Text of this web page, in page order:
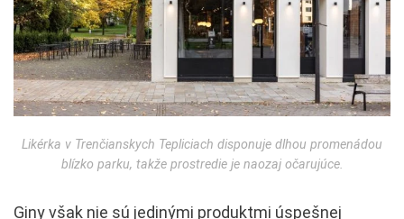
Likérka v Trenčianskych Tepliciach disponuje dlhou promenádou
blízko parku, takže prostredie je naozaj očarujúce.
Giny však nie sú jedinými produktmi úspešnej